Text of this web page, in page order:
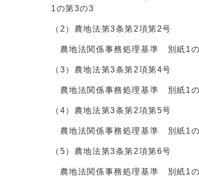
1の第3の3
（2）農地法第3条第2項第2号
農地法関係事務処理基準 別紙1
（3）農地法第3条第2項第4号
農地法関係事務処理基準 別紙1
（4）農地法第3条第2項第5号
農地法関係事務処理基準 別紙1
（5）農地法第3条第2項第6号
農地法関係事務処理基準 別紙1